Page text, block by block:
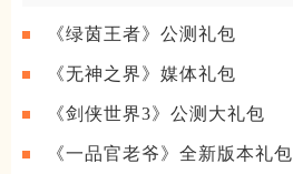
《绿茵王者》公测礼包
《无神之界》媒体礼包
《剑侠世界3》公测大礼包
《一品官老爷》全新版本礼包